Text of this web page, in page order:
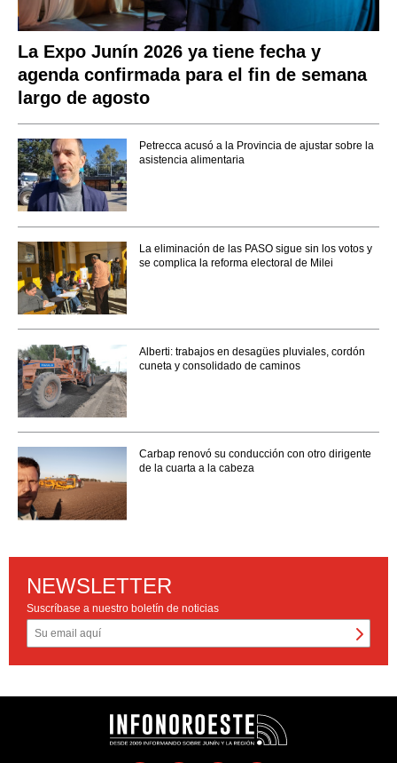
La Expo Junín 2026 ya tiene fecha y
agenda confirmada para el fin de semana
largo de agosto
Petrecca acusó a la Provincia de ajustar sobre la
asistencia alimentaria
La eliminación de las PASO sigue sin los votos y
se complica la reforma electoral de Milei
Alberti: trabajos en desagües pluviales, cordón
cuneta y consolidado de caminos
Carbap renovó su conducción con otro dirigente
de la cuarta a la cabeza
NEWSLETTER
Suscríbase a nuestro boletín de noticias